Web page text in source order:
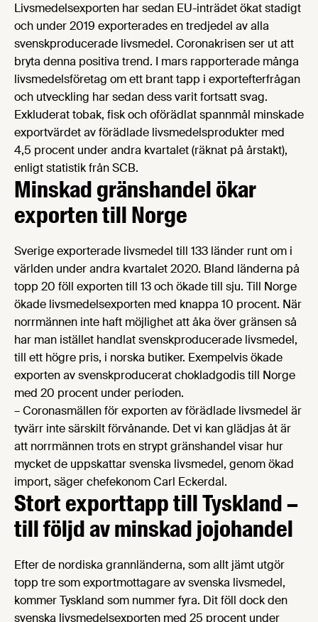
Livsmedelsexporten har sedan EU-inträdet ökat stadigt
och under 2019 exporterades en tredjedel av alla
svenskproducerade livsmedel. Coronakrisen ser ut att
bryta denna positiva trend. I mars rapporterade många
livsmedelsföretag om ett brant tapp i exportefterfrågan
och utveckling har sedan dess varit fortsatt svag.
Exkluderat tobak, fisk och oförädlat spannmål minskade
exportvärdet av förädlade livsmedelsprodukter med
4,5 procent under andra kvartalet (räknat på årstakt),
enligt statistik från SCB.
Minskad gränshandel ökar
exporten till Norge
Sverige exporterade livsmedel till 133 länder runt om i
världen under andra kvartalet 2020. Bland länderna på
topp 20 föll exporten till 13 och ökade till sju. Till Norge
ökade livsmedelsexporten med knappa 10 procent. När
norrmännen inte haft möjlighet att åka över gränsen så
har man istället handlat svenskproducerade livsmedel,
till ett högre pris, i norska butiker. Exempelvis ökade
exporten av svenskproducerat chokladgodis till Norge
med 20 procent under perioden.
– Coronasmällen för exporten av förädlade livsmedel är
tyvärr inte särskilt förvånande. Det vi kan glädjas åt är
att norrmännen trots en strypt gränshandel visar hur
mycket de uppskattar svenska livsmedel, genom ökad
import, säger chefekonom Carl Eckerdal.
Stort exporttapp till Tyskland –
till följd av minskad jojohandel
Efter de nordiska grannländerna, som allt jämt utgör
topp tre som exportmottagare av svenska livsmedel,
kommer Tyskland som nummer fyra. Dit föll dock den
svenska livsmedelsexporten med 25 procent under